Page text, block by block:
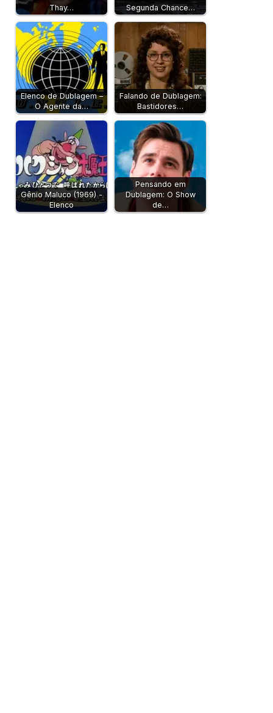
Thay…
Segunda Chance…
Elenco de Dublagem –
O Agente da…
Falando de Dublagem:
Bastidores…
Gênio Maluco (1969) -
Elenco
Pensando em
Dublagem: O Show
de…